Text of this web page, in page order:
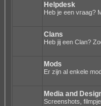
Helpdesk
Heb je een vraag?
Clans
Heb jij een Clan?
Mods
Er zijn al enkele
Media and
Screenshots,